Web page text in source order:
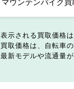
表示される買取価格
買取価格は、自転車
最新モデルや流通量